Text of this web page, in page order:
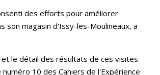
des efforts pour améliorer
son magasin d'Issy-les-Moulineaux, a
le détail des résultats de ces visites
10 des Cahiers de l'Expérience